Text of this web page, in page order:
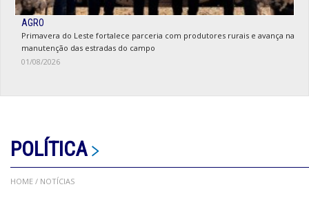
AGRO
Primavera do Leste fortalece parceria com produtores rurais e avança na
manutenção das estradas do campo
01/08/2026
POLÍTICA
HOME / NOTÍCIAS